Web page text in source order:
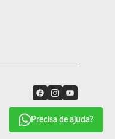
Precisa de ajuda?